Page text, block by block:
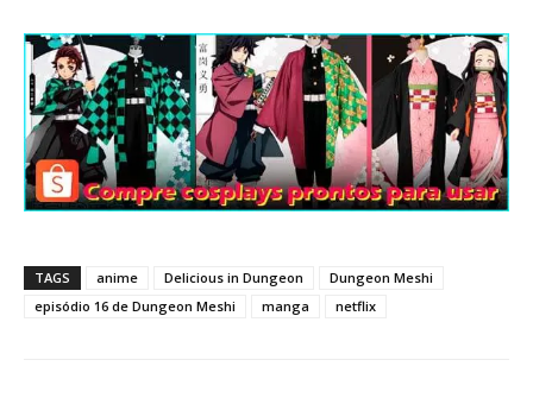
TAGS anime Delicious in Dungeon
Dungeon Meshi
episódio 16 de Dungeon Meshi
manga netflix